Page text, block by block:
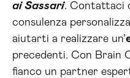
ai Sassari. Contattaci
consulenza
aiutarti a realizzare un’
precedenti. Con Brain
fianco un partner